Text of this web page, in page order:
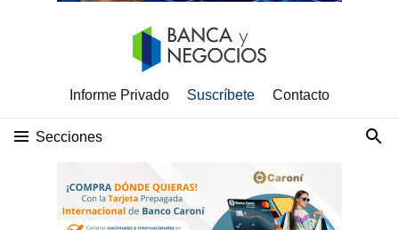
Informe Privado Suscríbete Contacto
Secciones